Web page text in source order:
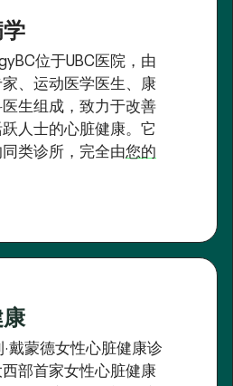
位于UBC医院，由
、运动医学医生、康
生组成，致力于改善
人士的心脏健康。它
类诊所，完全由您的
戴蒙德女性心脏健康诊
部首家女性心脏健康